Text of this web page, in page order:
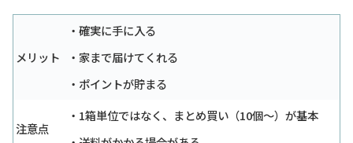
メリット
・確実に手に入る
・家まで届けてくれる
・ポイントが貯まる
注意点
・1箱単位ではなく、まとめ買い（10個〜）が基本